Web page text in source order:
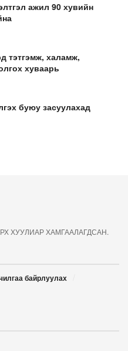
ажил 90 хувийн
тэтгэмж, халамж,
хуваарь
буюу засуулахад
ХУУЛИАР ХАМГААЛАГДСАН.
байрлуулах